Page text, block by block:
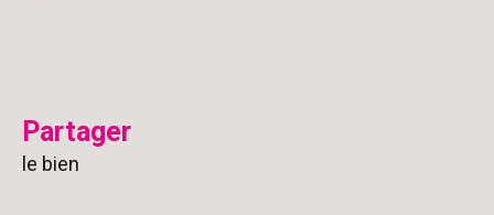
partager
le bien